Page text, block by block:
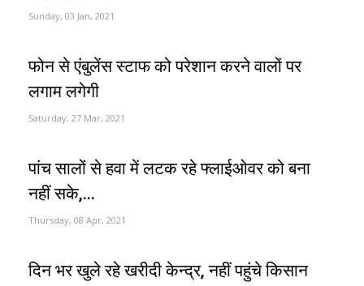
Sunday, 03 Jan, 2021
फोन से एंबुलेंस स्टाफ को परेशान करने वालों पर
लगाम लगेगी
Saturday, 27 Mar, 2021
पांच सालों से हवा में लटक रहे फ्लाईओवर को बना
नहीं सके,...
Thursday, 08 Apr, 2021
दिन भर खुले रहे खरीदी केन्द्र, नहीं पहुंचे किसान